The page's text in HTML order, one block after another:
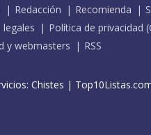
Redacción Recomienda
Política de privacidad (
y webmasters
RSS
Chistes |